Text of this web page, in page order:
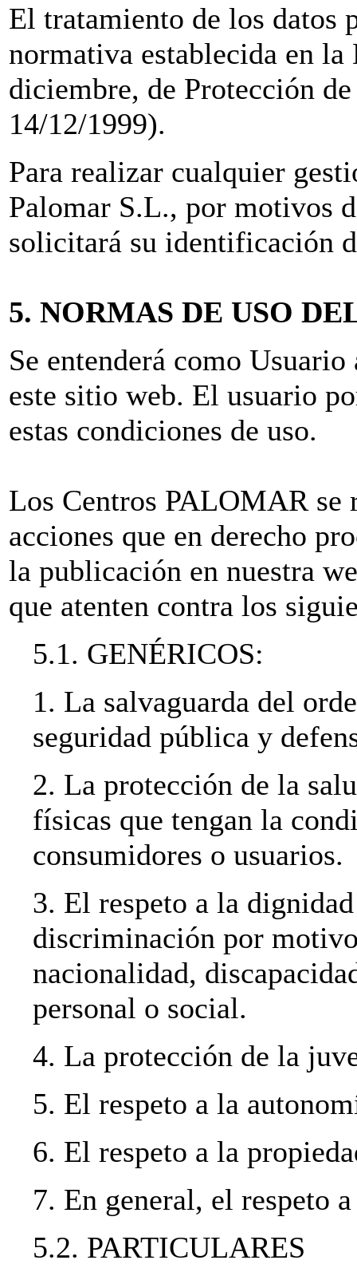
El tratamiento de los datos
normativa establecida en
diciembre, de Protección
14/12/1999).
Para realizar cualquier
Palomar S.L., por motivos
solicitará su identificación
5. NORMAS DE USO
Se entenderá como
este sitio web. El usuario
estas condiciones de uso.
Los Centros PALOMAR se
acciones que en derecho
la publicación en nuestra
que atenten contra los
5.1. GENÉRICOS:
1. La salvaguarda del
seguridad pública y
2. La protección de la
físicas que tengan la
consumidores o usuarios.
3. El respeto a la
discriminación por
nacionalidad,
personal o social.
4. La protección de la
5. El respeto a la
6. El respeto a la
7. En general, el respeto
5.2. PARTICULARES